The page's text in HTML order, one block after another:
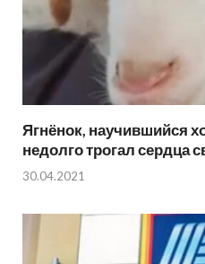
Ягнёнок, научившийся
недолго трогал сердца
30.04.2021